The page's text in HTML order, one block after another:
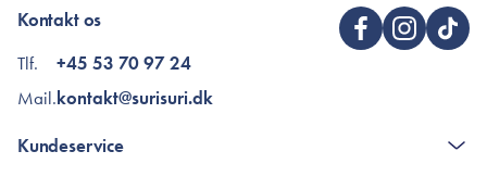
Kontakt os
Tlf.
Mail.
+45 53 70 97 24
kontakt@surisuri.dk
Kundeservice